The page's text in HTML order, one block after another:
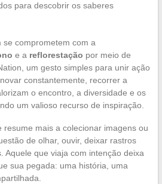
para descobrir os saberes
se comprometem com a
e a reflorestação por meio de
um gesto simples para unir ação
constantemente, recorrer a
o encontro, a diversidade e os
um valioso recurso de inspiração.
resume mais a colecionar imagens ou
de olhar, ouvir, deixar rastros
Aquele que viaja com intenção deixa
sua pegada: uma história, uma